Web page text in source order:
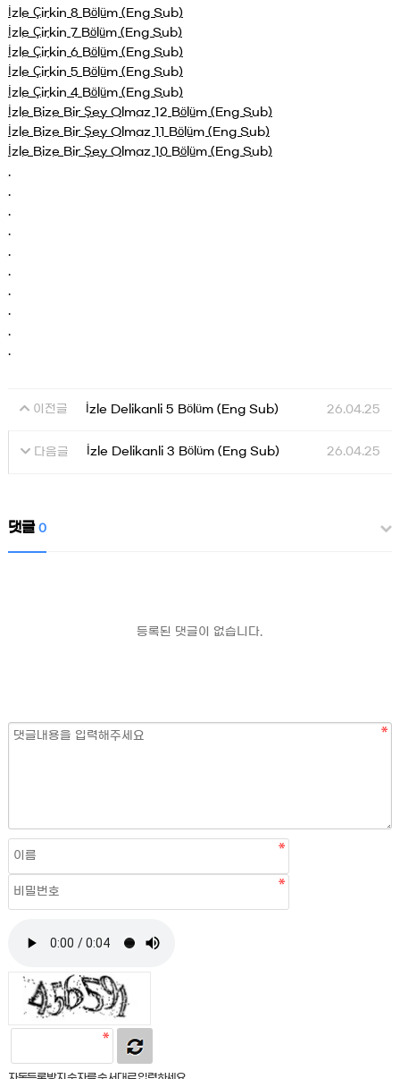
İzle Çirkin 8 Bölüm (Eng Sub)
İzle Çirkin 7 Bölüm (Eng Sub)
İzle Çirkin 6 Bölüm (Eng Sub)
İzle Çirkin 5 Bölüm (Eng Sub)
İzle Çirkin 4 Bölüm (Eng Sub)
İzle Bize Bir Şey Olmaz 12 Bölüm (Eng Sub)
İzle Bize Bir Şey Olmaz 11 Bölüm (Eng Sub)
İzle Bize Bir Şey Olmaz 10 Bölüm (Eng Sub)
.
.
.
.
.
.
.
.
.
.
이전글 İzle Delikanli 5 Bölüm (Eng Sub) 26.04.25
다음글 İzle Delikanli 3 Bölüm (Eng Sub) 26.04.25
댓글0
등록된 댓글이 없습니다.